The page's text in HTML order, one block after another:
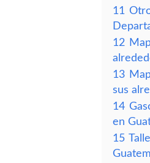
11
12
13
sus
14
en
15